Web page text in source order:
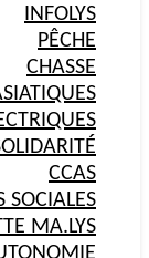
INFOLYS
PÊCHE
CHASSE
CCAS
SOCIALES
MA.LYS